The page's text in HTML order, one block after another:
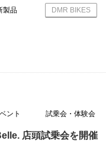
製品 DMR BIKES
ント 試乗会・体験会
店頭試乗会を開催